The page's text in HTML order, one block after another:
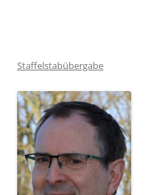
Staffelstabübergabe